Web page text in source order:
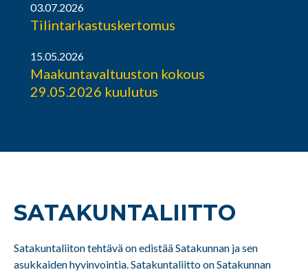
03.07.2026
Tilintarkastuskertomus
15.05.2026
Maakuntavaltuuston kokous
29.05.2026 kuulutus
SATAKUNTA­LIITTO
Satakuntaliiton tehtävä on edistää Satakunnan ja sen
asukkaiden hyvinvointia. Satakuntaliitto on Satakunnan